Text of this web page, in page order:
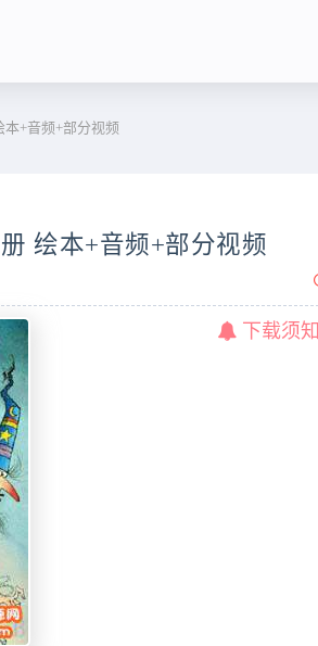
本+音频+部分视频
绘本+音频+部分视频
下载须知